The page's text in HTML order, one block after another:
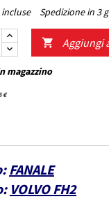
incluse Spedizione in 3
 Aggiungi
magazzino
€
FANALE
VOLVO FH2